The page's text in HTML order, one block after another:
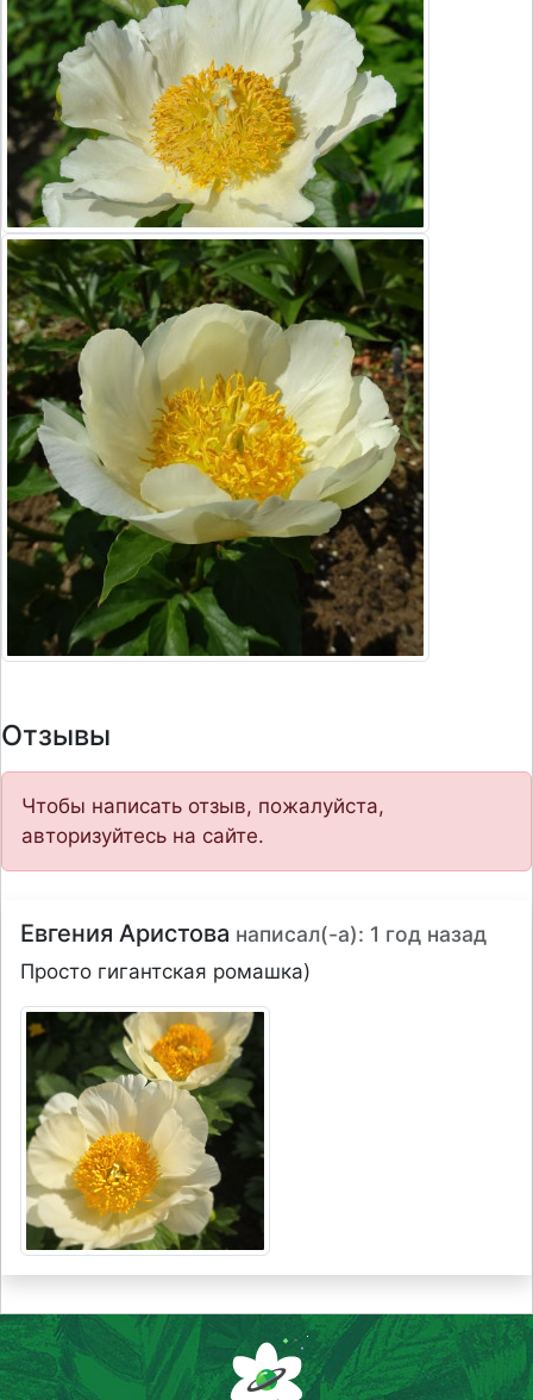
Отзывы
Чтобы написать отзыв, пожалуйста,
авторизуйтесь на сайте.
Евгения Аристова написал(-а): 1 год назад
Просто гигантская ромашка)